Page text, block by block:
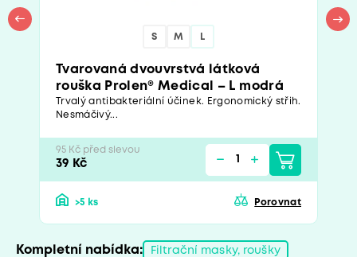
S M L
Tvarovaná dvouvrstvá látková
rouška Prolen® Medical – L modrá
Trvalý antibakteriální účinek. Ergonomický střih.
Nesmáčivý...
95 Kč před slevou
39 Kč
>5 ks Porovnat
Kompletní nabídka: Filtrační masky, roušky